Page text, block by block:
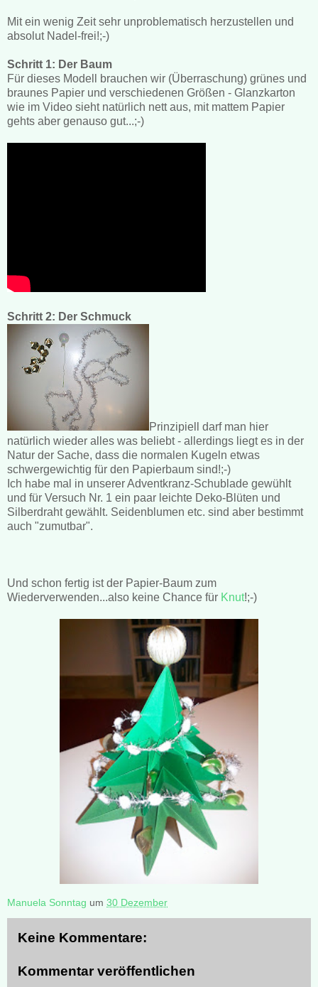
Mit ein wenig Zeit sehr unproblematisch herzustellen und
absolut Nadel-frei!;-)
Schritt 1: Der Baum
Für dieses Modell brauchen wir (Überraschung) grünes und
braunes Papier und verschiedenen Größen - Glanzkarton
wie im Video sieht natürlich nett aus, mit mattem Papier
gehts aber genauso gut...;-)
Schritt 2: Der Schmuck
Prinzipiell darf man hier
natürlich wieder alles was beliebt - allerdings liegt es in der
Natur der Sache, dass die normalen Kugeln etwas
schwergewichtig für den Papierbaum sind!;-)
Ich habe mal in unserer Adventkranz-Schublade gewühlt
und für Versuch Nr. 1 ein paar leichte Deko-Blüten und
Silberdraht gewählt. Seidenblumen etc. sind aber bestimmt
auch "zumutbar".
Und schon fertig ist der Papier-Baum zum
Wiederverwenden...also keine Chance für Knut!;-)
Manuela Sonntag um 30 Dezember
Keine Kommentare:
Kommentar veröffentlichen